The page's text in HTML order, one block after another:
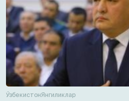
ЎзбекистонЯнгиликлар